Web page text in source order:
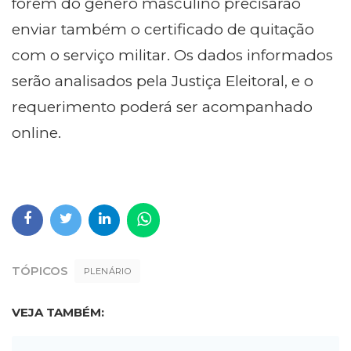
forem do gênero masculino precisarão
enviar também o certificado de quitação
com o serviço militar. Os dados informados
serão analisados pela Justiça Eleitoral, e o
requerimento poderá ser acompanhado
online.
TÓPICOS PLENÁRIO
VEJA TAMBÉM: